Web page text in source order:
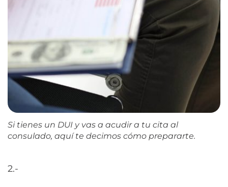
Si tienes un DUI y vas a acudir a tu cita al
consulado, aquí te decimos cómo prepararte.
2.-